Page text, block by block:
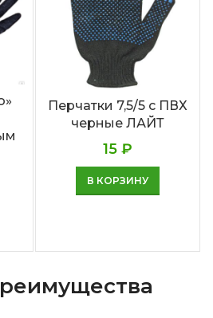
Перчатки 7,5/5 с ПВХ
черные ЛАЙТ
15 ₽
В КОРЗИНУ